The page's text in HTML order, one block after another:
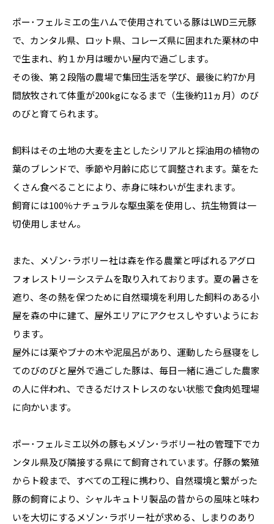
ポー･フェルミエの生ハムで使用されている豚はLWD三元豚
で、カンタル県、ロット県、コレーズ県に囲まれた栗林の中
で生まれ、約１か月は暖かい屋内で過ごします。
その後、第２段階の農場で集団生活を学び、最後に約7か月
間放牧されて体重が200kgになるまで（生後約11ヵ月）のび
のびと育てられます。
飼料はその土地の大麦を主としたシリアルと採油用の植物の
葉のブレンドで、季節や月齢に応じて調整されます。葉をた
くさん食べることにより、赤身に味わいが生まれます。
飼育には100％ナチュラルな駆虫薬を使用し、抗生物質は一
切使用しません。
また、メゾン･ラボリー社は森を作る農業と呼ばれるアグロ
フォレストリーシステムを取り入れております。夏の暑さを
遮り、冬の熱を保つために自然環境を利用した飼料のある小
屋を森の中に建て、屋外エリアにアクセスしやすいようにお
ります。
屋外には栗やブナの木や泥風呂があり、運動したら昼寝をし
てのびのびと屋外で過ごした豚は、毎日一緒に過ごした農家
の人に伴われ、できるだけストレスのない状態で食肉処理場
に向かいます。
ポー･フェルミエ以外の豚もメゾン･ラボリー社の管理下でカ
ンタル県及び隣接する県にて飼育されています。仔豚の繁殖
からト殺まで、すべての工程に携わり、自然環境と繋がった
豚の飼育により、シャルキュトリ製品の昔からの風味と味わ
いを大切にするメゾン･ラボリー社が求める、しまりのあり